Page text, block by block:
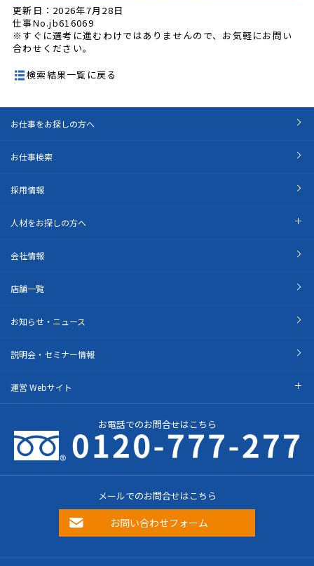
更新日：2026年7月28日
仕事No.jb616069
※すぐに選考に進むわけではありませんので、お気軽にお問い
合わせください。
検索結果一覧に戻る
お仕事をお探しの方へ
お仕事検索
採用情報
人材をお探しの方へ
会社情報
店舗一覧
お知らせ・ニュース
説明会・セミナー情報
運営 Webサイト
お電話でのお問合せはこちら
メールでのお問合せはこちら
お問い合わせフォーム